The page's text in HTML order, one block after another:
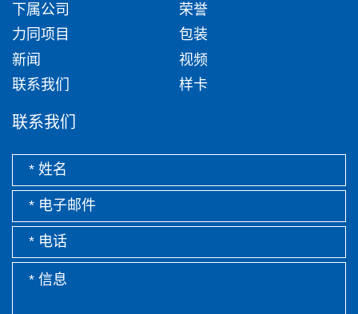
下属公司
力同项目
新闻
联系我们
荣誉
包装
视频
样卡
联系我们